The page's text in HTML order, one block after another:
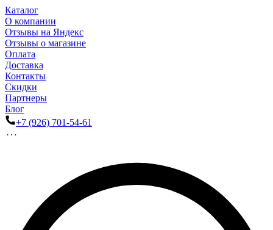
Каталог
О компании
Отзывы на Яндекс
Отзывы о магазине
Оплата
Доставка
Контакты
Скидки
Партнеры
Блог
+7 (926) 701-54-61